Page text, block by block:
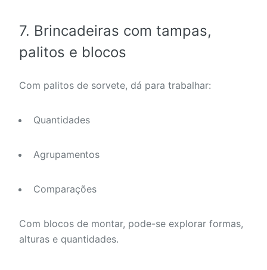
7. Brincadeiras com tampas,
palitos e blocos
Com palitos de sorvete, dá para trabalhar:
Quantidades
Agrupamentos
Comparações
Com blocos de montar, pode-se explorar formas,
alturas e quantidades.